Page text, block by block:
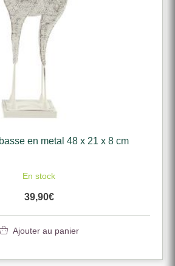
en metal 48 x 21 x 8 cm
En stock
39,90€
Ajouter au panier